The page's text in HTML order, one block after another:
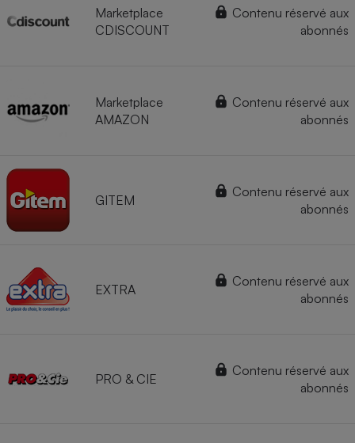
Marketplace
CDISCOUNT
Contenu réservé aux
abonnés
Marketplace
AMAZON
Contenu réservé aux
abonnés
GITEM
Contenu réservé aux
abonnés
EXTRA
Contenu réservé aux
abonnés
PRO & CIE
Contenu réservé aux
abonnés